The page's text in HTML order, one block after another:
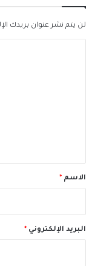
لن يتم نشر عنوان بريدك
*الاسم *
البريد الإلكتروني *